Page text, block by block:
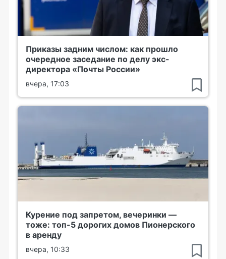
Приказы задним числом: как прошло
очередное заседание по делу экс-
директора «Почты России»
вчера, 17:03
Курение под запретом, вечеринки —
тоже: топ-5 дорогих домов Пионерского
в аренду
вчера, 10:33